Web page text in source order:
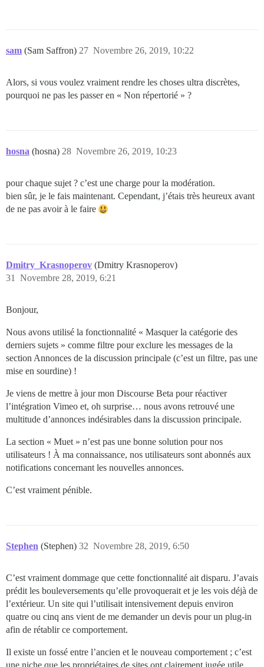
sam (Sam Saffron) Novembre 26, 2019, 10:22
27
Alors, si vous voulez vraiment rendre les choses ultra discrètes,
pourquoi ne pas les passer en « Non répertorié » ?
hosna (hosna) Novembre 26, 2019, 10:23
28
pour chaque sujet ? c’est une charge pour la modération.
bien sûr, je le fais maintenant. Cependant, j’étais très heureux avant
de ne pas avoir à le faire
Dmitry_Krasnoperov (Dmitry Krasnoperov)
Novembre 28, 2019, 6:21
31
Bonjour,
Nous avons utilisé la fonctionnalité « Masquer la catégorie des
derniers sujets » comme filtre pour exclure les messages de la
section Annonces de la discussion principale (c’est un filtre, pas une
mise en sourdine) !
Je viens de mettre à jour mon Discourse Beta pour réactiver
l’intégration Vimeo et, oh surprise… nous avons retrouvé une
multitude d’annonces indésirables dans la discussion principale.
La section « Muet » n’est pas une bonne solution pour nos
utilisateurs ! À ma connaissance, nos utilisateurs sont abonnés aux
notifications concernant les nouvelles annonces.
C’est vraiment pénible.
Stephen (Stephen) Novembre 28, 2019, 6:50
32
C’est vraiment dommage que cette fonctionnalité ait disparu. J’avais
prédit les bouleversements qu’elle provoquerait et je les vois déjà de
l’extérieur. Un site qui l’utilisait intensivement depuis environ
quatre ou cinq ans vient de me demander un devis pour un plug-in
afin de rétablir ce comportement.
Il existe un fossé entre l’ancien et le nouveau comportement ; c’est
une niche que les propriétaires de sites ont clairement jugée utile.